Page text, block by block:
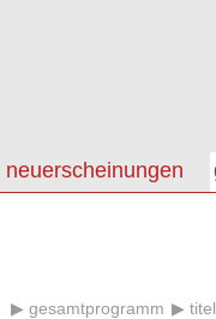
neuerscheinungen
gesamtprogramm